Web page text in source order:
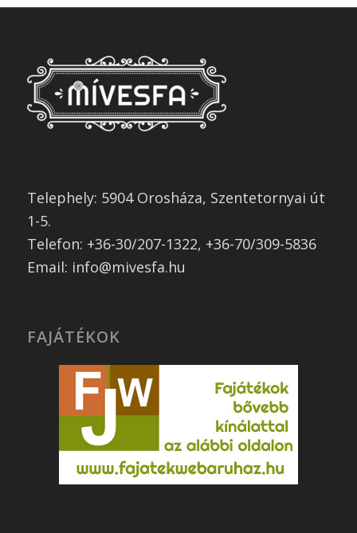
Telephely: 5904 Orosháza, Szentetornyai út
1-5.
Telefon: +36-30/207-1322, +36-70/309-5836
Email: info@mivesfa.hu
FAJÁTÉKOK